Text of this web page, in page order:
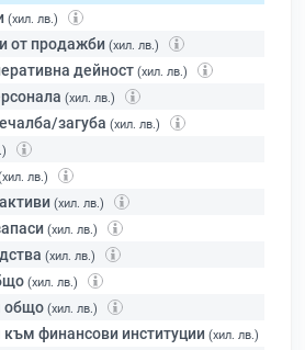
(хил. лв.)
от продажби (хил. лв.)
дейност (хил. лв.)
(хил. лв.)
загуба (хил. лв.)
лв.)
(хил. лв.)
(хил. лв.)
(хил. лв.)
(хил. лв.)
общо (хил. лв.)
финансови институции (хил. лв.)